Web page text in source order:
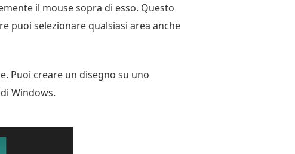
il mouse sopra di esso. Questo
puoi selezionare qualsiasi area anche
Puoi creare un disegno su uno
Windows.